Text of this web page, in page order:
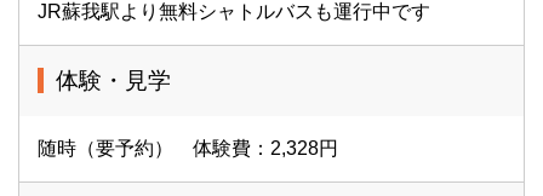
JR蘇我駅より無料シャトルバスも運行中です
体験・見学
随時（要予約） 体験費：2,328円